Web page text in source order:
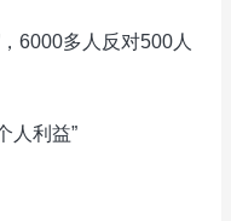
6000多人反对500人
人利益”